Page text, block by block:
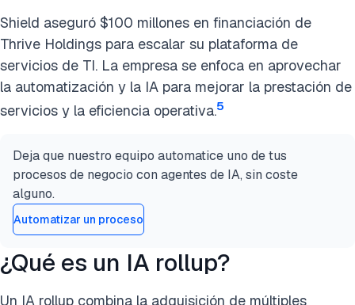
Shield aseguró $100 millones en financiación de
Thrive Holdings para escalar su plataforma de
servicios de TI. La empresa se enfoca en aprovechar
la automatización y la IA para mejorar la prestación de
servicios y la eficiencia operativa.5
Deja que nuestro equipo automatice uno de tus
procesos de negocio con agentes de IA, sin coste
alguno.
Automatizar un proceso
¿Qué es un IA rollup?
Un IA rollup combina la adquisición de múltiples